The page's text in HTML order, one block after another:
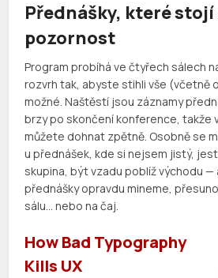
Přednášky, které stojí
pozornost
Program probíhá ve čtyřech sálech
rozvrh tak, abyste stihli vše (včetně
možné. Naštěstí jsou záznamy
brzy po skončení konference, takže
můžete dohnat zpětně. Osobně se
u přednášek, kde si nejsem jistý,
skupina, být vzadu poblíž východu —
přednášky opravdu mineme,
sálu… nebo na čaj.
How Bad Typography
Kills UX